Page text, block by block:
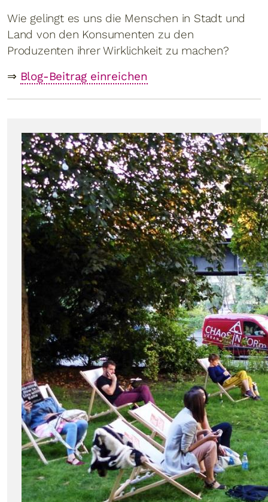
Wie gelingt es uns die Menschen in Stadt und
Land von den Konsumenten zu den
Produzenten ihrer Wirklichkeit zu machen?
⇒ Blog-Beitrag einreichen